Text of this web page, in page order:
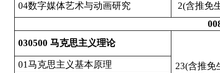
04数字媒体艺术与动画研究
2(含推免
030500 马克思主义理论
23(含推免
01马克思主义基本原理